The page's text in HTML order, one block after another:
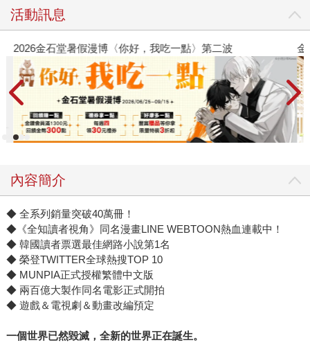
活動訊息
2026金石堂暑假漫博〈你好，我吃一點〉第二波 金
內容簡介
◆ 全系列銷量突破40萬冊！
◆《全知讀者視角》同名漫畫LINE WEBTOON熱血連載中！
◆ 韓國讀者票選最佳網路小說第1名
◆ 榮登TWITTER全球熱搜TOP 10
◆ MUNPIA正式授權繁體中文版
◆ 兩百億大製作同名電影正式開拍
◆ 遊戲＆電視劇＆動畫改編預定
一個世界已然毀滅，全新的世界正在誕生。